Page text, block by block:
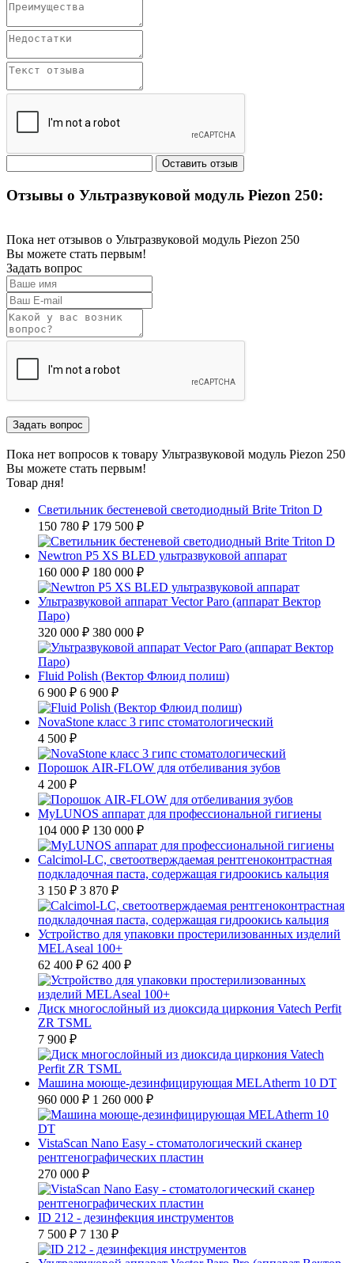
Отзывы о Ультразвуковой модуль Piezon 250:
Пока нет отзывов о Ультразвуковой модуль Piezon 250
Вы можете стать первым!
Задать вопрос
Пока нет вопросов к товару Ультразвуковой модуль Piezon 250
Вы можете стать первым!
Товар дня!
Светильник бестеневой светодиодный Brite Triton D
150 780 ₽ 179 500 ₽
Newtron P5 XS BLED ультразвуковой аппарат
160 000 ₽ 180 000 ₽
Ультразвуковой аппарат Vector Paro (аппарат Вектор
Паро)
320 000 ₽ 380 000 ₽
Fluid Polish (Вектор Флюид полиш)
6 900 ₽ 6 900 ₽
NovaStone класс 3 гипс стоматологический
4 500 ₽
Порошок AIR-FLOW для отбеливания зубов
4 200 ₽
MyLUNOS аппарат для профессиональной гигиены
104 000 ₽ 130 000 ₽
Calcimol-LC, светоотверждаемая рентгеноконтрастная
подкладочная паста, содержащая гидроокись кальция
3 150 ₽ 3 870 ₽
Устройство для упаковки простерилизованных изделий
MELAseal 100+
62 400 ₽ 62 400 ₽
Диск многослойный из диоксида циркония Vatech Perfit
ZR TSML
7 900 ₽
Машина моюще-дезинфицирующая MELAtherm 10 DT
960 000 ₽ 1 260 000 ₽
VistaScan Nano Easy - стоматологический сканер
рентгенографических пластин
270 000 ₽
ID 212 - дезинфекция инструментов
7 500 ₽ 7 130 ₽